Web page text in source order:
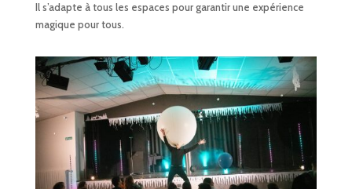
Il s’adapte à tous les espaces pour garantir une expérience
magique pour tous.